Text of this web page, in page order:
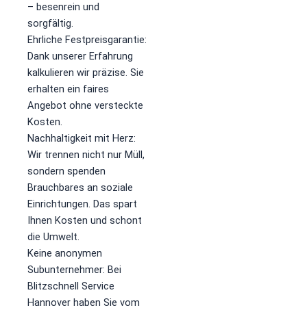
– besenrein und
sorgfältig.
​Ehrliche Festpreisgarantie:
Dank unserer Erfahrung
kalkulieren wir präzise. Sie
erhalten ein faires
Angebot ohne versteckte
Kosten.
​Nachhaltigkeit mit Herz:
Wir trennen nicht nur Müll,
sondern spenden
Brauchbares an soziale
Einrichtungen. Das spart
Ihnen Kosten und schont
die Umwelt.
​Keine anonymen
Subunternehmer: Bei
Blitzschnell Service
Hannover haben Sie vom